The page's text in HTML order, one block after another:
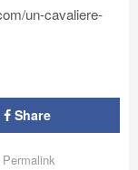
un-cavaliere-
Share